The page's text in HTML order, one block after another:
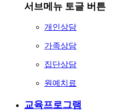
서브메뉴 토글 버튼
개인상담
가족상담
집단상담
원예치료
교육프로그램